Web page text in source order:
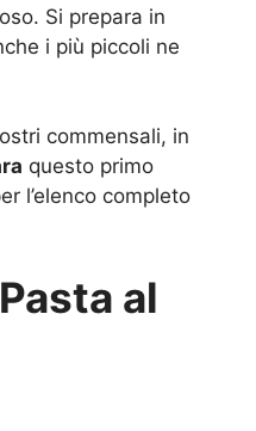
Si prepara in
i più piccoli ne
commensali, in
questo primo
l’elenco completo
Pasta al